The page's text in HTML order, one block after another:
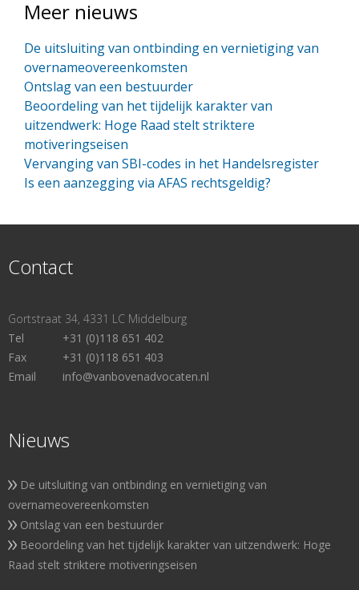
Meer nieuws
De uitsluiting van ontbinding en vernietiging van
overnameovereenkomsten
Ontslag van een bestuurder
Beoordeling van het tijdelijk karakter van
uitzendwerk: Hoge Raad stelt striktere
motiveringseisen
Vervanging van SBI-codes in het Handelsregister
Is een aanzegging via AFAS rechtsgeldig?
Contact
Gortstraat 34, 4331 LC Middelburg
Tel
+31 (0)118 651 402
Fax
+31 (0)118 651 403
Email
info@vanbovenadvocaten.nl
Nieuws
De uitsluiting van ontbinding en vernietiging van
overnameovereenkomsten
Ontslag van een bestuurder
Beoordeling van het tijdelijk karakter van uitzendwerk: Hoge
Raad stelt striktere motiveringseisen